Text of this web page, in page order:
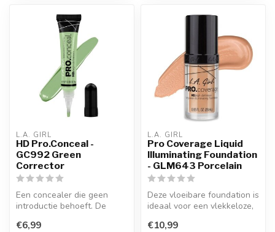
L.A. GIRL
HD Pro.Conceal -
GC992 Green
Corrector
Een concealer die geen
introductie behoeft. De
biedt...
€6,99
L.A. GIRL
Pro Coverage Liquid
Illuminating Foundation
- GLM643 Porcelain
Deze vloeibare foundation is
ideaal voor een vlekkeloze,
€10,99